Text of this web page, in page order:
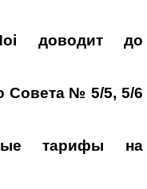
Noi доводит до
Совета № 5/5, 5/6
тарифы на